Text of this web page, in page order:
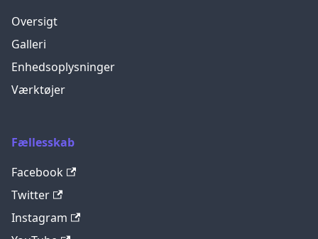
Oversigt
Galleri
Enhedsoplysninger
Værktøjer
Fællesskab
Facebook
Twitter
Instagram